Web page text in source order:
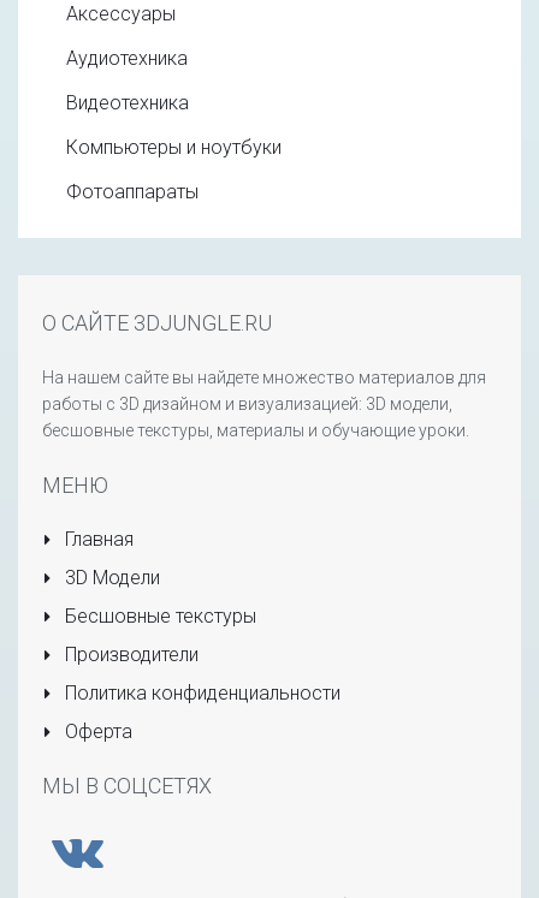
Аксессуары
Аудиотехника
Видеотехника
Компьютеры и ноутбуки
Фотоаппараты
О САЙТЕ 3DJUNGLE.RU
На нашем сайте вы найдете множество материалов для
работы с 3D дизайном и визуализацией: 3D модели,
бесшовные текстуры, материалы и обучающие уроки.
МЕНЮ
Главная
3D Модели
Бесшовные текстуры
Производители
Политика конфиденциальности
Оферта
МЫ В СОЦСЕТЯХ